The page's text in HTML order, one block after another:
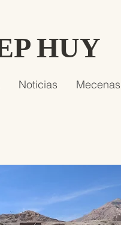
HUY
Noticias Mecenas